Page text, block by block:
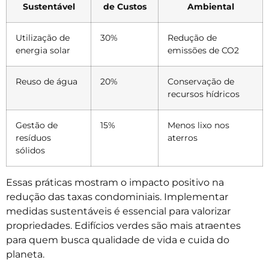
Sustentável
de Custos
Ambiental
Utilização de
energia solar
30%
Redução de
emissões de CO2
Reuso de água 20%
Conservação de
recursos hídricos
Gestão de
resíduos
sólidos
15%
Menos lixo nos
aterros
Essas práticas mostram o impacto positivo na
redução das taxas condominiais. Implementar
medidas sustentáveis é essencial para valorizar
propriedades. Edifícios verdes são mais atraentes
para quem busca qualidade de vida e cuida do
planeta.